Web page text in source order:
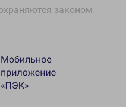
законом